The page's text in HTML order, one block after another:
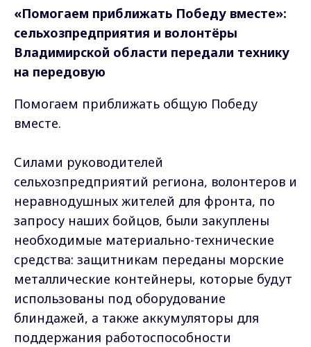
«Помогаем приближать Победу вместе»:
сельхозпредприятия и волонтёры
Владимирской области передали технику
на передовую
Помогаем приближать общую Победу
вместе.
Силами руководителей
сельхозпредприятий региона, волонтеров и
неравнодушных жителей для фронта, по
запросу наших бойцов, были закуплены
необходимые материально-технические
средства: защитникам переданы морские
металлические контейнеры, которые будут
использованы под оборудование
блиндажей, а также аккумуляторы для
поддержания работоспособности